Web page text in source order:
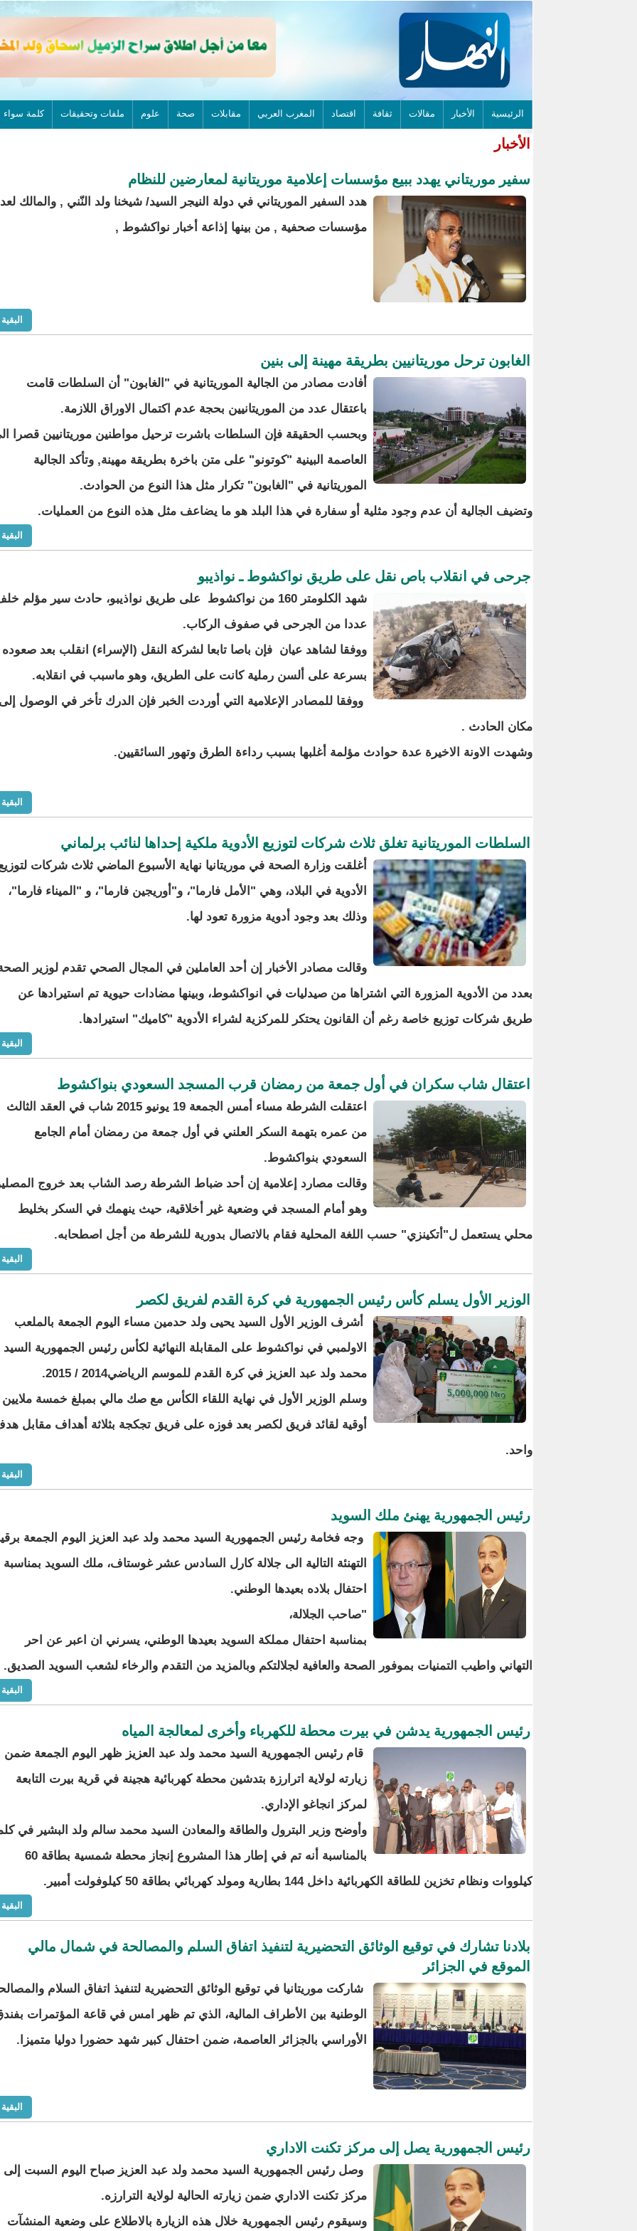
الرئيسية الأخبار مقالات ثقافة اقتصاد المغرب العربي مقابلات صحة علوم ملفات وتحقيقات كلمة سواء
الأخبار
سفير موريتاني يهدد ببيع مؤسسات إعلامية موريتانية لمعارضين للنظام
هدد السفير الموريتاني في دولة النيجر السيد/ شيخنا ولد النّني , والمالك
مؤسسات صحفية , من بينها إذاعة أخبار نواكشوط ,
البقية
الغابون ترحل موريتانيين بطريقة مهينة إلى بنين
أفادت مصادر من الجالية الموريتانية في "الغابون" أن السلطات قامت
باعتقال عدد من الموريتانيين بحجة عدم اكتمال الاوراق اللازمة.
وبحسب الحقيقة فإن السلطات باشرت ترحيل مواطنين موريتانيين قصرا
العاصمة البينية "كوتونو" على متن باخرة بطريقة مهينة, وتأكد الجالية
الموريتانية في "الغابون" تكرار مثل هذا النوع من الحوادث.
وتضيف الجالية أن عدم وجود مثلية أو سفارة في هذا البلد هو ما يضاعف مثل هذه النوع من العمليات.
البقية
جرحى في انقلاب باص نقل على طريق نواكشوط ـ نواذيبو
شهد الكلومتر 160 من نواكشوط على طريق نواذيبو، حادث سير مؤلم
عددا من الجرحى في صفوف الركاب.
ووفقا لشاهد عيان فإن باصا تابعا لشركة النقل (الإسراء) انقلب بعد صعوده
بسرعة على ألسن رملية كانت على الطريق، وهو ماسبب في انقلابه.
ووفقا للمصادر الإعلامية التي أوردت الخبر فإن الدرك تأخر في الوصول
مكان الحادث .
وشهدت الاونة الاخيرة عدة حوادث مؤلمة أغلبها بسبب رداءة الطرق وتهور السائقيين.
البقية
السلطات الموريتانية تغلق ثلاث شركات لتوزيع الأدوية ملكية إحداها لنائب برلماني
أغلقت وزارة الصحة في موريتانيا نهاية الأسبوع الماضي ثلاث شركات
الأدوية في البلاد، وهي "الأمل فارما"، و"أوريجين فارما"، و "الميناء فارما"،
وذلك بعد وجود أدوية مزورة تعود لها.
وقالت مصادر الأخبار إن أحد العاملين في المجال الصحي تقدم لوزير
بعدد من الأدوية المزورة التي اشتراها من صيدليات في انواكشوط، وبينها مضادات حيوية تم استيرادها عن
طريق شركات توزيع خاصة رغم أن القانون يحتكر للمركزية لشراء الأدوية "كاميك" استيرادها.
البقية
اعتقال شاب سكران في أول جمعة من رمضان قرب المسجد السعودي بنواكشوط
اعتقلت الشرطة مساء أمس الجمعة 19 يونيو 2015 شاب في العقد الثالث
من عمره بتهمة السكر العلني في أول جمعة من رمضان أمام الجامع
السعودي بنواكشوط.
وقالت مصارد إعلامية إن أحد ضباط الشرطة رصد الشاب بعد خروج
وهو أمام المسجد في وضعية غير أخلاقية، حيث ينهمك في السكر بخليط
محلي يستعمل ل"أتكينزي" حسب اللغة المحلية فقام بالاتصال بدورية للشرطة من أجل اصطحابه.
البقية
الوزير الأول يسلم كأس رئيس الجمهورية في كرة القدم لفريق لكصر
أشرف الوزير الأول السيد يحيى ولد حدمين مساء اليوم الجمعة بالملعب
الاولمبي في نواكشوط على المقابلة النهائية لكأس رئيس الجمهورية السيد
محمد ولد عبد العزيز في كرة القدم للموسم الرياضي2014 / 2015.
وسلم الوزير الأول في نهاية اللقاء الكأس مع صك مالي بمبلغ خمسة ملايين
أوقية لقائد فريق لكصر بعد فوزه على فريق تجكجة بثلاثة أهداف مقابل
واحد.
البقية
رئيس الجمهورية يهنئ ملك السويد
وجه فخامة رئيس الجمهورية السيد محمد ولد عبد العزيز اليوم الجمعة
التهنئة التالية الى جلالة كارل السادس عشر غوستاف، ملك السويد بمناسبة
احتفال بلاده بعيدها الوطني.
"صاحب الجلالة،
بمناسبة احتفال مملكة السويد بعيدها الوطني، يسرني ان اعبر عن احر
التهاني واطيب التمنيات بموفور الصحة والعافية لجلالتكم وبالمزيد من التقدم والرخاء لشعب السويد الصديق.
البقية
رئيس الجمهورية يدشن في بيرت محطة للكهرباء وأخرى لمعالجة المياه
قام رئيس الجمهورية السيد محمد ولد عبد العزيز ظهر اليوم الجمعة ضمن
زيارته لولاية اترارزة بتدشين محطة كهربائية هجينة في قرية بيرت التابعة
لمركز انجاغو الإداري.
وأوضح وزير البترول والطاقة والمعادن السيد محمد سالم ولد البشير في
بالمناسبة أنه تم في إطار هذا المشروع إنجاز محطة شمسية بطاقة 60
كيلووات ونظام تخزين للطاقة الكهربائية داخل 144 بطارية ومولد كهربائي بطاقة 50 كيلوفولت أمبير.
البقية
بلادنا تشارك في توقيع الوثائق التحضيرية لتنفيذ اتفاق السلم والمصالحة في شمال مالي
الموقع في الجزائر
شاركت موريتانيا في توقيع الوثائق التحضيرية لتنفيذ اتفاق السلام
الوطنية بين الأطراف المالية، الذي تم ظهر امس في قاعة المؤتمرات
الأوراسي بالجزائر العاصمة، ضمن احتفال كبير شهد حضورا دوليا متميزا.
البقية
رئيس الجمهورية يصل إلى مركز تكنت الاداري
وصل رئيس الجمهورية السيد محمد ولد عبد العزيز صباح اليوم السبت إلى
مركز تكنت الاداري ضمن زيارته الحالية لولاية الترارزه.
وسيقوم رئيس الجمهورية خلال هذه الزيارة بالاطلاع على وضعية المنشآت